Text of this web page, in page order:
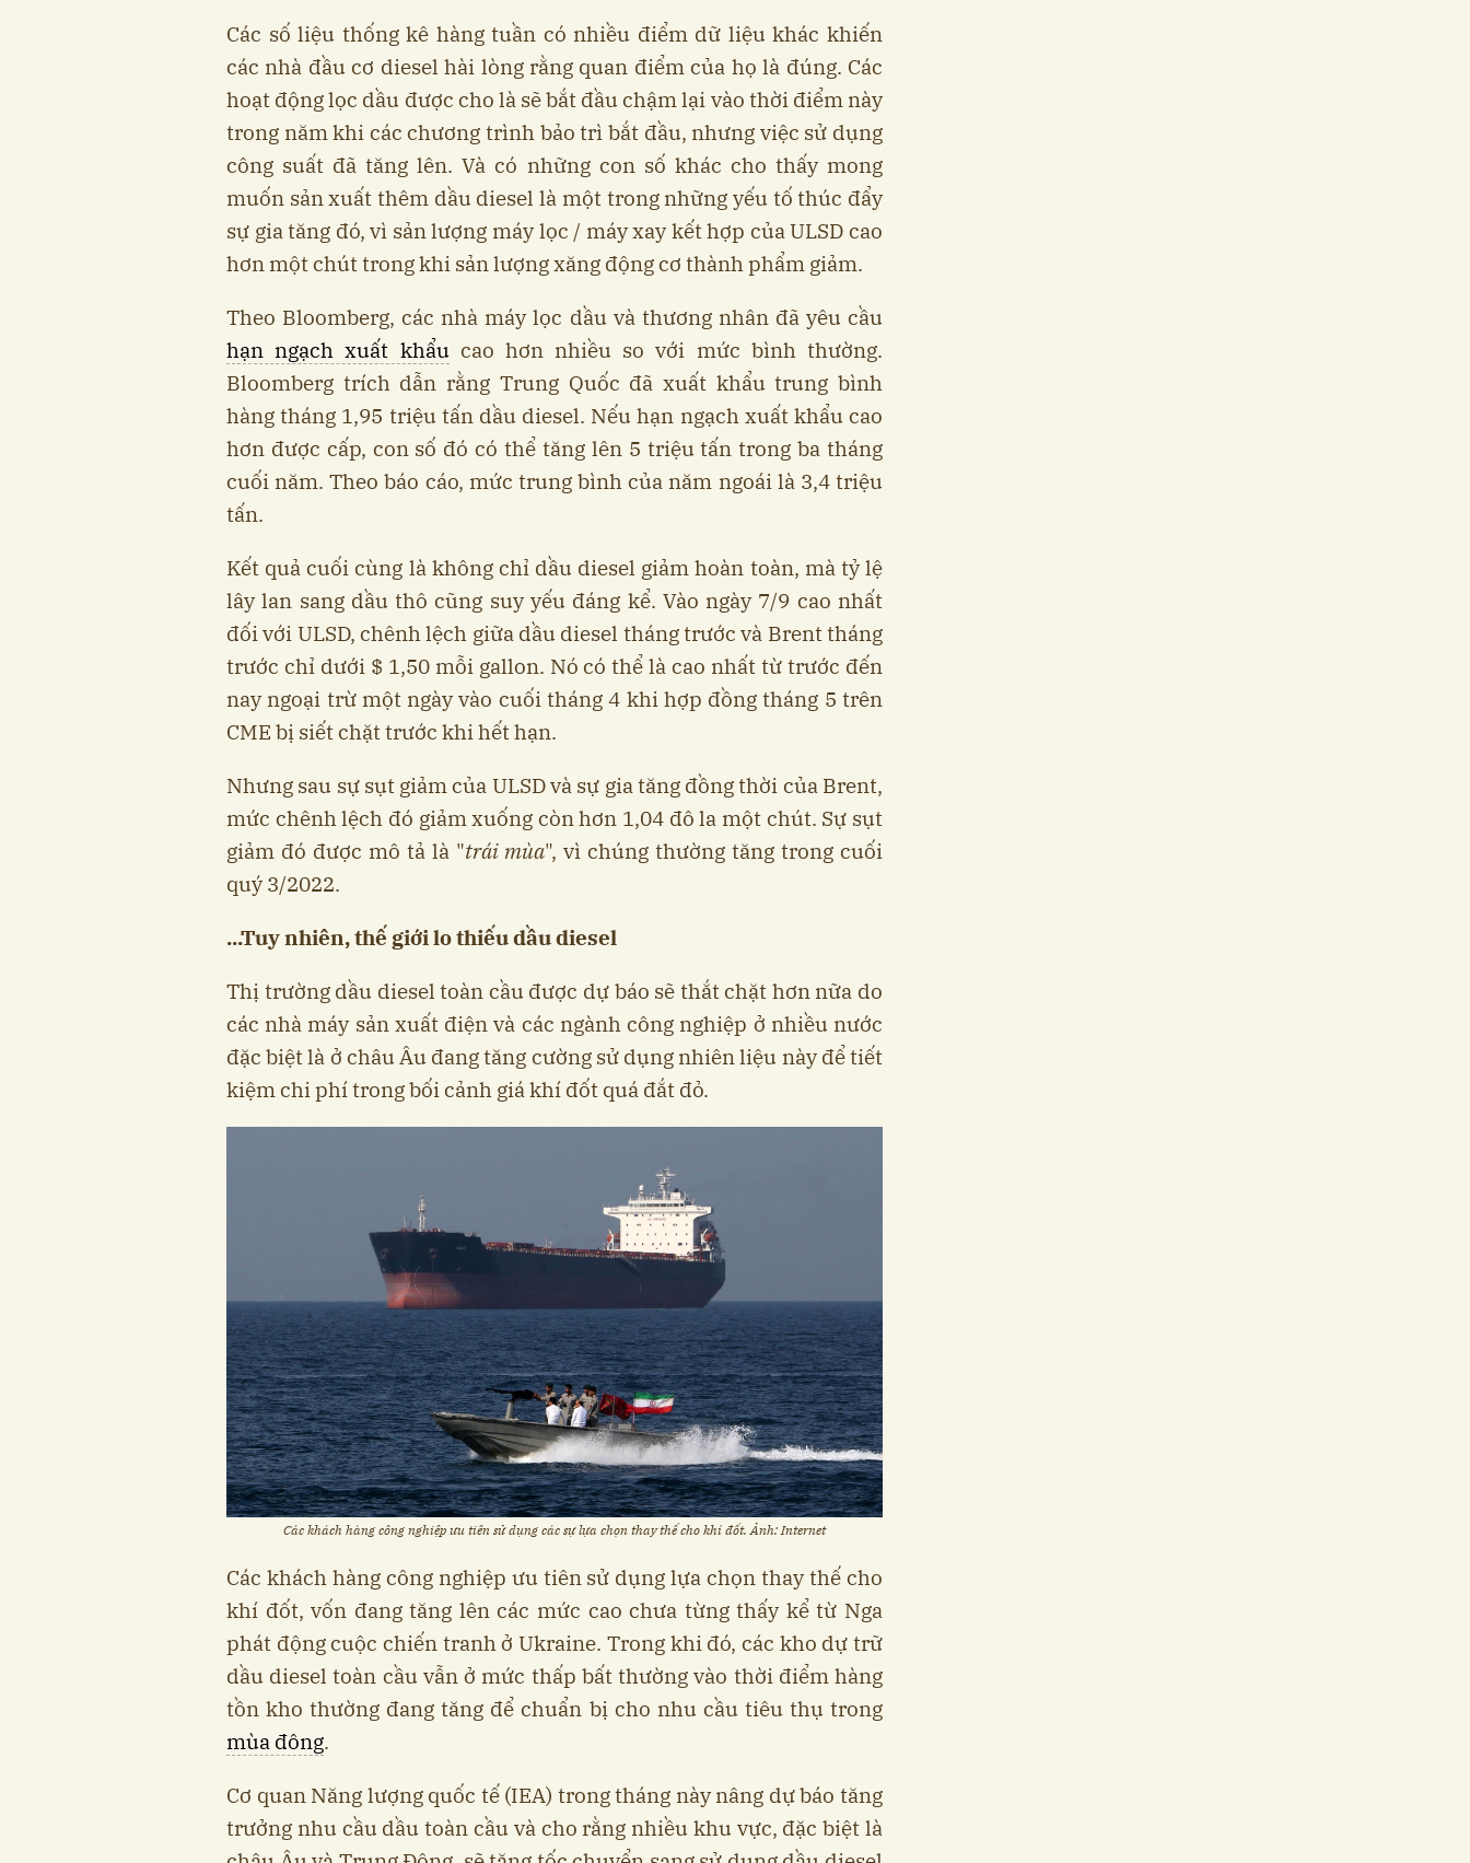
Các số liệu thống kê hàng tuần có nhiều điểm dữ liệu khác khiến
các nhà đầu cơ diesel hài lòng rằng quan điểm của họ là đúng. Các
hoạt động lọc dầu được cho là sẽ bắt đầu chậm lại vào thời điểm này
trong năm khi các chương trình bảo trì bắt đầu, nhưng việc sử dụng
công suất đã tăng lên. Và có những con số khác cho thấy mong
muốn sản xuất thêm dầu diesel là một trong những yếu tố thúc đẩy
sự gia tăng đó, vì sản lượng máy lọc / máy xay kết hợp của ULSD cao
hơn một chút trong khi sản lượng xăng động cơ thành phẩm giảm.
Theo Bloomberg, các nhà máy lọc dầu và thương nhân đã yêu cầu
hạn ngạch xuất khẩucao hơn nhiều so với mức bình thường.
Bloomberg trích dẫn rằng Trung Quốc đã xuất khẩu trung bình
hàng tháng 1,95 triệu tấn dầu diesel. Nếu hạn ngạch xuất khẩu cao
hơn được cấp, con số đó có thể tăng lên 5 triệu tấn trong ba tháng
cuối năm. Theo báo cáo, mức trung bình của năm ngoái là 3,4 triệu
tấn.
Kết quả cuối cùng là không chỉ dầu diesel giảm hoàn toàn, mà tỷ lệ
lây lan sang dầu thô cũng suy yếu đáng kể. Vào ngày 7/9 cao nhất
đối với ULSD, chênh lệch giữa dầu diesel tháng trước và Brent tháng
trước chỉ dưới $ 1,50 mỗi gallon. Nó có thể là cao nhất từ ​​trước đến
nay ngoại trừ một ngày vào cuối tháng 4 khi hợp đồng tháng 5 trên
CME bị siết chặt trước khi hết hạn.
Nhưng sau sự sụt giảm của ULSD và sự gia tăng đồng thời của Brent,
mức chênh lệch đó giảm xuống còn hơn 1,04 đô la một chút. Sự sụt
giảm đó được mô tả là "trái mùa", vì chúng thường tăng trong cuối
quý 3/2022.
...Tuy nhiên, thế giới lo thiếu dầu diesel
Thị trường dầu diesel toàn cầu được dự báo sẽ thắt chặt hơn nữa do
các nhà máy sản xuất điện và các ngành công nghiệp ở nhiều nước
đặc biệt là ở châu Âu đang tăng cường sử dụng nhiên liệu này để tiết
kiệm chi phí trong bối cảnh giá khí đốt quá đắt đỏ.
Các khách hàng công nghiệp ưu tiên sử dụng các sự lựa chọn thay thế cho khí đốt. Ảnh: Internet
Các khách hàng công nghiệp ưu tiên sử dụng lựa chọn thay thế cho
khí đốt, vốn đang tăng lên các mức cao chưa từng thấy kể từ Nga
phát động cuộc chiến tranh ở Ukraine. Trong khi đó, các kho dự trữ
dầu diesel toàn cầu vẫn ở mức thấp bất thường vào thời điểm hàng
tồn kho thường đang tăng để chuẩn bị cho nhu cầu tiêu thụ trong
mùa đông.
Cơ quan Năng lượng quốc tế (IEA) trong tháng này nâng dự báo tăng
trưởng nhu cầu dầu toàn cầu và cho rằng nhiều khu vực, đặc biệt là